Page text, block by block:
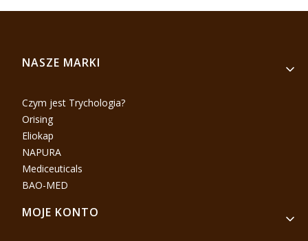
Linki w stopce
NASZE MARKI
Czym jest Trychologia?
Orising
Eliokap
NAPURA
Mediceuticals
BAO-MED
MOJE KONTO